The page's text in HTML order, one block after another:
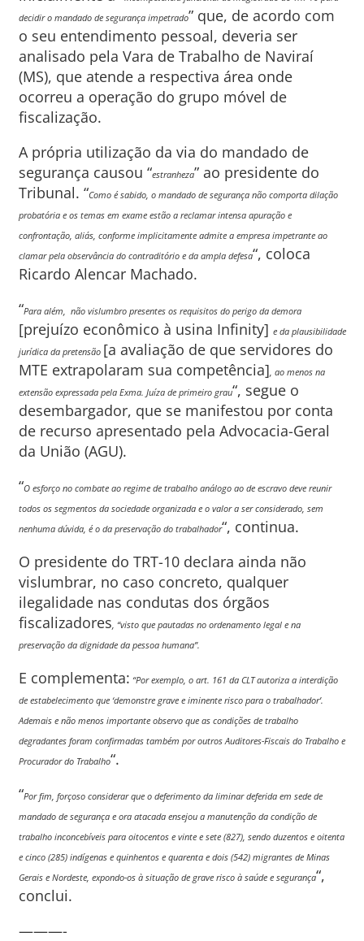
decidir o mandado de segurança impetrado” que, de acordo com
o seu entendimento pessoal, deveria ser
analisado pela Vara de Trabalho de Naviraí
(MS), que atende a respectiva área onde
ocorreu a operação do grupo móvel de
fiscalização.
A própria utilização da via do mandado de
segurança causou “estranheza” ao presidente do
Tribunal. “Como é sabido, o mandado de segurança não comporta dilação
probatória e os temas em exame estão a reclamar intensa apuração e
confrontação, aliás, conforme implicitamente admite a empresa impetrante ao
clamar pela observância do contraditório e da ampla defesa“, coloca
Ricardo Alencar Machado.
“Para além, não vislumbro presentes os requisitos do perigo da demora
[prejuízo econômico à usina Infinity] e da plausibilidade
jurídica da pretensão [a avaliação de que servidores do
MTE extrapolaram sua competência], ao menos na
extensão expressada pela Exma. Juíza de primeiro grau“, segue o
desembargador, que se manifestou por conta
de recurso apresentado pela Advocacia-Geral
da União (AGU).
“O esforço no combate ao regime de trabalho análogo ao de escravo deve reunir
todos os segmentos da sociedade organizada e o valor a ser considerado, sem
nenhuma dúvida, é o da preservação do trabalhador“, continua.
O presidente do TRT-10 declara ainda não
vislumbrar, no caso concreto, qualquer
ilegalidade nas condutas dos órgãos
fiscalizadores, “visto que pautadas no ordenamento legal e na
preservação da dignidade da pessoa humana”.
E complementa: “Por exemplo, o art. 161 da CLT autoriza a interdição
de estabelecimento que ‘demonstre grave e iminente risco para o trabalhador’.
Ademais e não menos importante observo que as condições de trabalho
degradantes foram confirmadas também por outros Auditores-Fiscais do Trabalho e
Procurador do Trabalho“.
“Por fim, forçoso considerar que o deferimento da liminar deferida em sede de
mandado de segurança e ora atacada ensejou a manutenção da condição de
trabalho inconcebíveis para oitocentos e vinte e sete (827), sendo duzentos e oitenta
e cinco (285) indígenas e quinhentos e quarenta e dois (542) migrantes de Minas
Gerais e Nordeste, expondo-os à situação de grave risco à saúde e segurança“,
conclui.
———-